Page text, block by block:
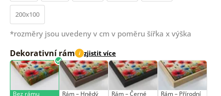
200x100
*rozměry jsou uvedeny v cm v poměru šířka x výška
Dekorativní rám i zjistit více
Bez rámu
Rám –⁠⁠⁠⁠⁠⁠ Hnědý
Rám –⁠⁠⁠⁠⁠⁠ Černé
Rám –⁠⁠⁠⁠⁠⁠ Přírodní